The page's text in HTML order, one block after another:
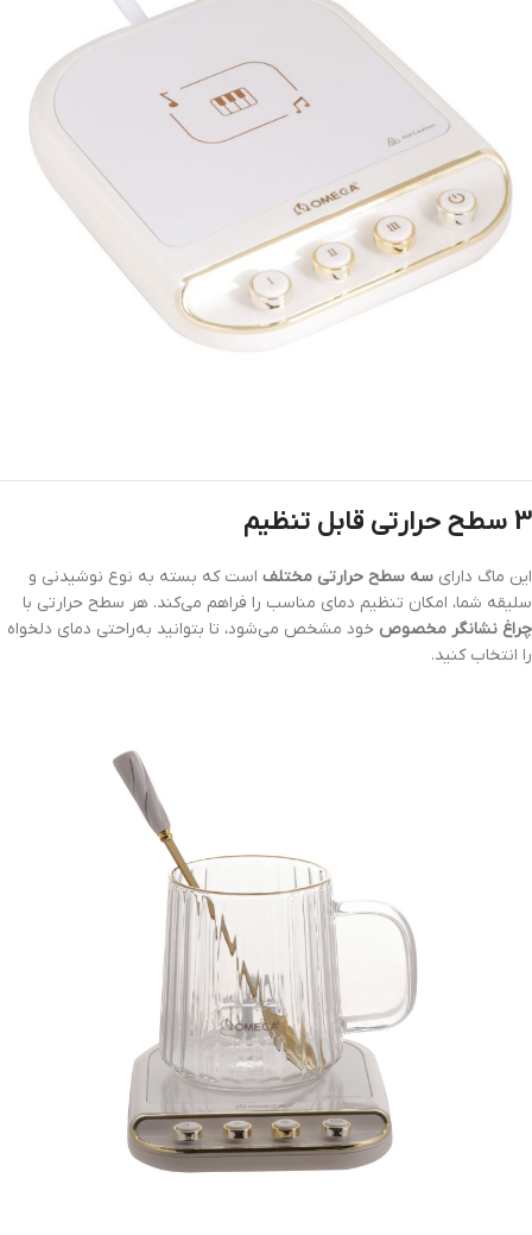
3 سطح حرارتی قابل تنظیم
این ماگ دارای سه سطح حرارتی مختلف است که بسته به نوع نوشیدنی و
سلیقه شما، امکان تنظیم دمای مناسب را فراهم می‌کند. هر سطح حرارتی با
چراغ نشانگر مخصوص خود مشخص می‌شود، تا بتوانید به‌راحتی دمای دلخواه
را انتخاب کنید.